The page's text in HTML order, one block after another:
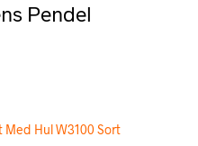
Pendel
kr..